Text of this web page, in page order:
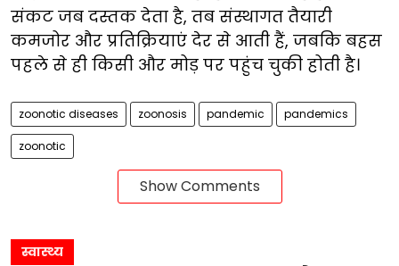
संकट जब दस्तक देता है, तब संस्थागत तैयारी
कमजोर और प्रतिक्रियाएं देर से आती हैं, जबकि बहस
पहले से ही किसी और मोड़ पर पहुंच चुकी होती है।
zoonotic diseases zoonosis pandemic pandemics
zoonotic
Show Comments
स्वास्थ्य